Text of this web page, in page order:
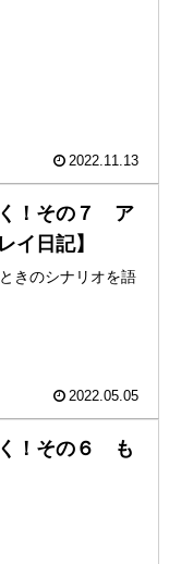
2022.11.13
く！その７ ア
イ日記】
きのシナリオを語
2022.05.05
く！その６ も